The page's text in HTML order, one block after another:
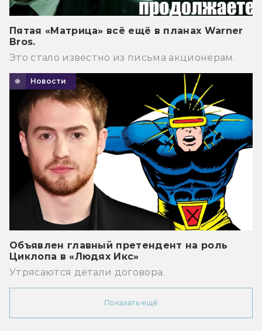
Пятая «Матрица» всё ещё в планах Warner
Bros.
Это стало известно из письма акционерам.
Новости
Объявлен главный претендент на роль
Циклопа в «Людях Икс»
Утрясаются детали договора.
Показать ещё